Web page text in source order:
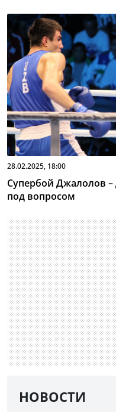
28.02.2025, 18:00
Супербой Джалолов –
под вопросом
НОВОСТИ